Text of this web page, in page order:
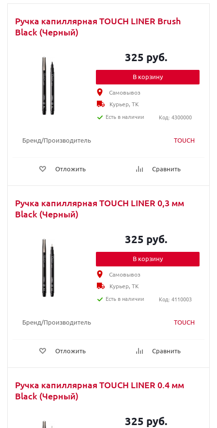
Ручка капиллярная TOUCH LINER Brush
Black (Черный)
Бренд/Производитель TOUCH
Отложить Сравнить
325 руб.
В корзину
Самовывоз
Курьер, ТК
Есть в наличии
Код: 4300000
Ручка капиллярная TOUCH LINER 0,3 мм
Black (Черный)
Бренд/Производитель TOUCH
Отложить Сравнить
325 руб.
В корзину
Самовывоз
Курьер, ТК
Есть в наличии
Код: 4110003
Ручка капиллярная TOUCH LINER 0.4 мм
Black (Черный)
325 руб.